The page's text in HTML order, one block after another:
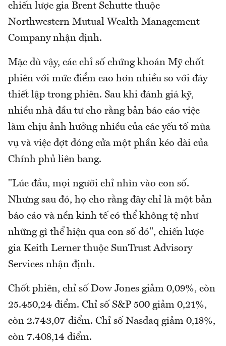
chiến lược gia Brent Schutte thuộc
Northwestern Mutual Wealth Management
Company nhận định.
Mặc dù vậy, các chỉ số chứng khoán Mỹ chốt
phiên với mức điểm cao hơn nhiều so với đáy
thiết lập trong phiên. Sau khi đánh giá kỹ,
nhiều nhà đầu tư cho rằng bản báo cáo việc
làm chịu ảnh hưởng nhiều của các yếu tố mùa
vụ và việc đợt đóng cửa một phần kéo dài của
Chính phủ liên bang.
"Lúc đầu, mọi người chỉ nhìn vào con số.
Nhưng sau đó, họ cho rằng đây chỉ là một bản
báo cáo và nền kinh tế có thể không tệ như
những gì thể hiện qua con số đó", chiến lược
gia Keith Lerner thuộc SunTrust Advisory
Services nhận định.
Chốt phiên, chỉ số Dow Jones giảm 0,09%, còn
25.450,24 điểm. Chỉ số S&P 500 giảm 0,21%,
còn 2.743,07 điểm. Chỉ số Nasdaq giảm 0,18%,
còn 7.408,14 điểm.